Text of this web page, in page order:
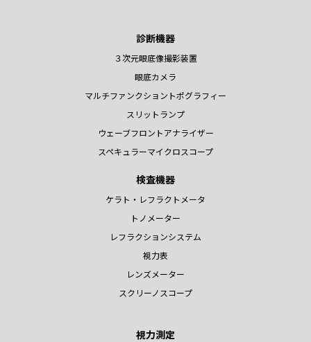
診断機器
３次元眼底像撮影装置
眼底カメラ
マルチファンクショントポグラフィー
スリットランプ
ウェーブフロントアナライザー
スペキュラーマイクロスコープ
検査機器
ケラト・レフラクトメータ
トノメーター
レフラクションシステム
視力表
レンズメーター
スクリーノスコープ
視力測定